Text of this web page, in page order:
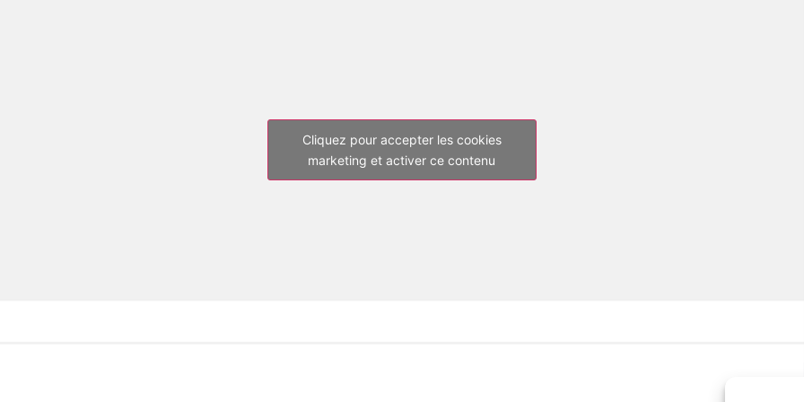
Cliquez pour accepter les cookies
marketing et activer ce contenu